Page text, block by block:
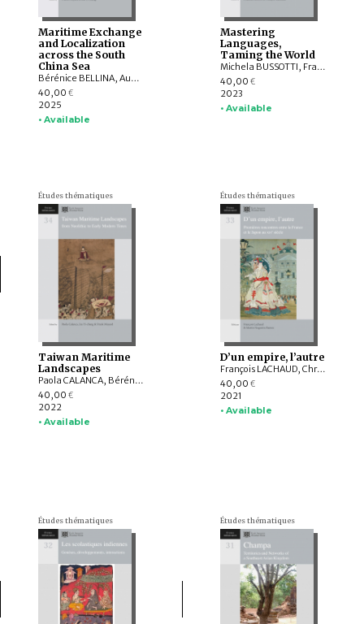
Maritime Exchange
and Localization
across the South
China Sea
Bérénice BELLINA, Aude FAVEREAU, LÂM Thị Mỹ Dung, YAMAGATA Mariko, Frank MUYARD, LIU Yi-chang, Krisztina KINGA HOPPÁL, Stephen CHIA MING SOON, SHIUNG Chung-ching, MIYAMA Emily, CHAO Chin-yung, CHUNG Kuo-feng, WANG Kuan-Wen, Caroline JACKSON, LIU Jiun-Yu
40,00 €
2025
• Available
Mastering
Languages,
Taming the World
Michela BUSSOTTI, François LACHAUD, Dejanirah COUTO, Rui Manuel LOUREIRO, KISHIMOTO Emi, ŌSHIMA Mikio, Henning KLÖTER, Hans-Jörg DÖHLA, María Teresa GONZÁLEZ LINAJE, YANG Huiling, Mariarosaria GIANNINOTO, Eugenio MENEGON, Mårten SÖDERBLOM SAARELA, YOSHIKAWA Masayuki
40,00 €
2023
• Available
Études thématiques
Taiwan Maritime
Landscapes
Paola CALANCA, Bérénice BELLINA, Aude FAVEREAU, Frank MUYARD, Lionel L. SIAME, Guillaume LEDUC, LIU Yi-chang, TSANG Cheng-hwa, CHIANG Chih-hua, CHEN Yu-mei, Hugh R. CLARK, CHEN Kuo-tung, Manel OLLÉ, Roger BLENCH
40,00 €
2022
• Available
Études thématiques
D’un empire, l’autre
François LACHAUD, Christophe MARQUET, Michel WASSERMAN, Cécile SAKAI, Martin NOGUEIRA RAMOS, NOMURA Keisuke, NAKATSU Masaya , TERAMOTO Noriko, Thomas P. Barrett
40,00 €
2021
• Available
Études thématiques Études thématiques